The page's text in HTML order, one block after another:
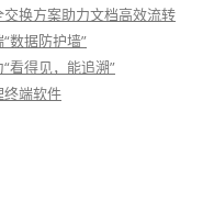
换方案助力文档高效流转
数据防护墙”
看得见，能追溯”
端软件